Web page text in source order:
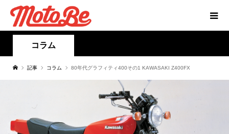
コラム
記事 コラム 80年代グラフィティ400その1 KAWASAKI Z400FX